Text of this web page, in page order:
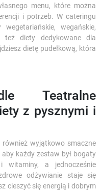
menu, które można
i potrzeb. W cateringu
wegańskie,
też diety dedykowane dla
dietę pudełkową, która
Teatralne
z pysznymi i
wyjątkowo smaczne
każdy zestaw był bogaty
witaminy, a jednocześnie
odżywianie staje się
cieszyć się energią i dobrym